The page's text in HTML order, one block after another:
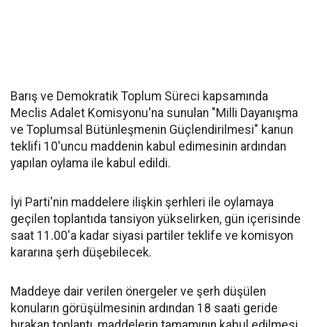
Barış ve Demokratik Toplum Süreci kapsamında
Meclis Adalet Komisyonu'na sunulan "Milli Dayanışma
ve Toplumsal Bütünleşmenin Güçlendirilmesi" kanun
teklifi 10'uncu maddenin kabul edimesinin ardından
yapılan oylama ile kabul edildi.
İyi Parti'nin maddelere ilişkin şerhleri ile oylamaya
geçilen toplantıda tansiyon yükselirken, gün içerisinde
saat 11.00'a kadar siyasi partiler teklife ve komisyon
kararına şerh düşebilecek.
Maddeye dair verilen önergeler ve şerh düşülen
konuların görüşülmesinin ardından 18 saati geride